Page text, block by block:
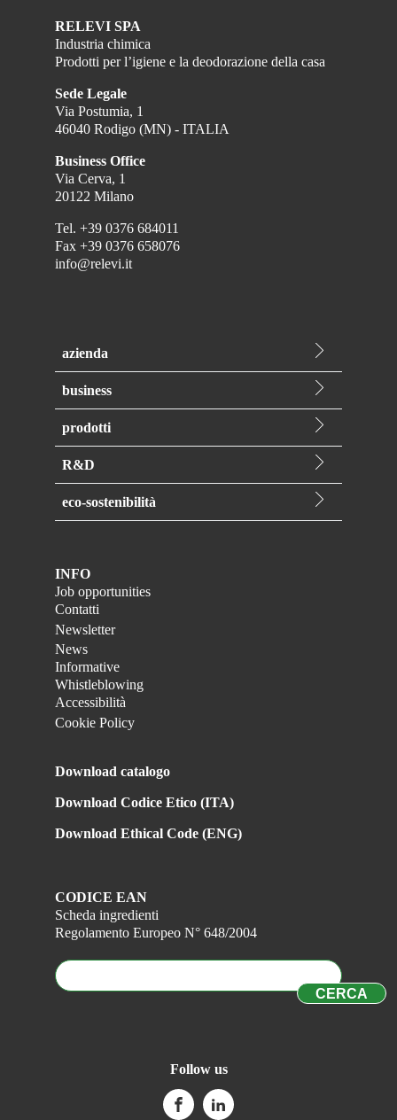
RELEVI SPA
Industria chimica
Prodotti per l’igiene e la deodorazione della casa
Sede Legale
Via Postumia, 1
46040 Rodigo (MN) - ITALIA
Business Office
Via Cerva, 1
20122 Milano
Tel. +39 0376 684011
Fax +39 0376 658076
info@relevi.it
azienda
Chi siamo
Storia
Qualità
Produzione
Logistica
business
Private label
Contract manufacturing
Relevi Brand
prodotti
Toilet care
Deodoranti
Candele profumate
Antitarmici
Deo speciali
Amido
Prodotti Ecocert
Relevi Brand
R&D
Innovazione
eco-sostenibilità
Prodotti di origine naturale
INFO
Job opportunities
Contatti
Newsletter
News
Informative
Whistleblowing
Accessibilità
Cookie Policy
Download catalogo
Download Codice Etico (ITA)
Download Ethical Code (ENG)
CODICE EAN
Scheda ingredienti
Regolamento Europeo N° 648/2004
Follow us